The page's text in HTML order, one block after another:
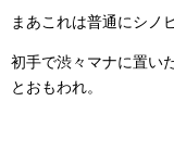
まあこれは普通にシノ
初手で渋々マナに置い
とおもわれ。